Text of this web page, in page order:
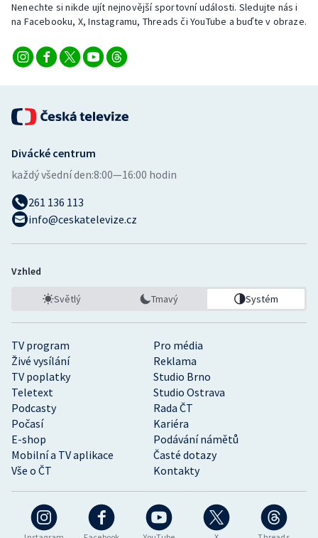
Nenechte si nikde ujít nejnovější sportovní události. Sledujte nás i
na Facebooku, X, Instagramu, Threads či YouTube a buďte v obraze.
TV program
Pro média
Živé vysílání
Reklama
TV poplatky
Studio Brno
Teletext
Studio Ostrava
Podcasty
Rada ČT
Počasí
Kariéra
E-shop
Podávání námětů
Mobilní a TV aplikace
Časté dotazy
Vše o ČT
Kontakty
Divácké centrum
každý všední den:8:00—16:00 hodin
261 136 113
info@ceskatelevize.cz
Vzhled
Světlý Tmavý Systém